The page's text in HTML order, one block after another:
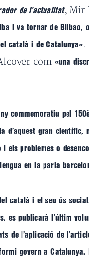
de l’actualitat, Mir
i va tornar de Bilbao,
català i de Catalunya».
com «una
commemoratiu pel
d’aquest gran científic,
problemes o
en la parla
català i el seu ús
publicarà l’últim
de l’aplicació de
govern a Catalunya.